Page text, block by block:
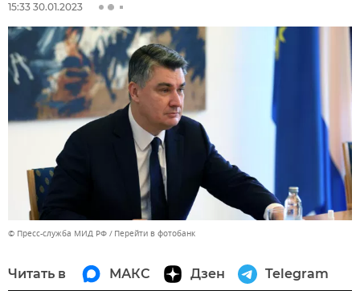
15:33 30.01.2023
© Пресс-служба МИД РФ Перейти в фотобанк
Читать в МАКС Дзен Telegram